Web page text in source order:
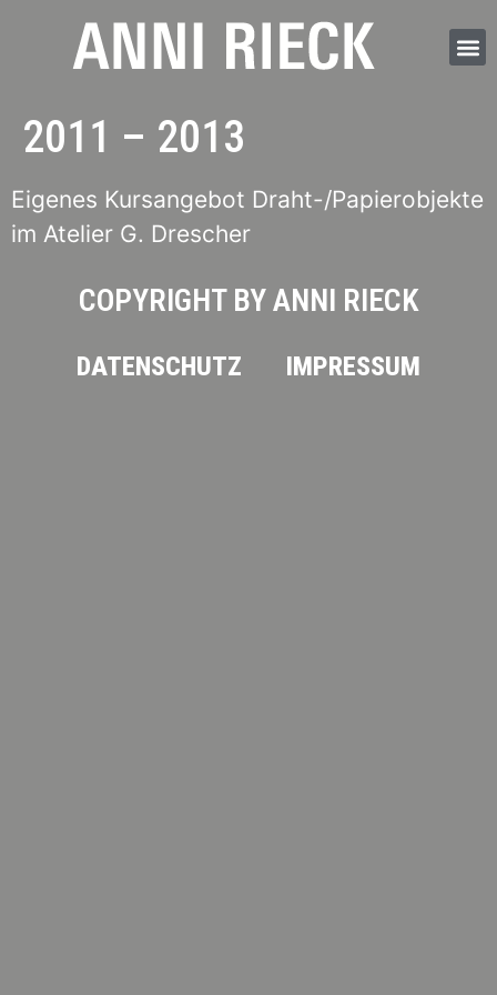
2011 – 2013
Eigenes Kursangebot Draht-/Papierobjekte
im Atelier G. Drescher
COPYRIGHT BY ANNI RIECK
DATENSCHUTZ IMPRESSUM